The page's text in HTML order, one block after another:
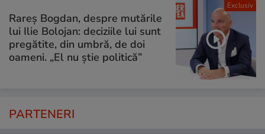
Exclusiv
Rareș Bogdan, despre mutările
lui Ilie Bolojan: deciziile lui sunt
pregătite, din umbră, de doi
oameni. „El nu știe politică”
PARTENERI